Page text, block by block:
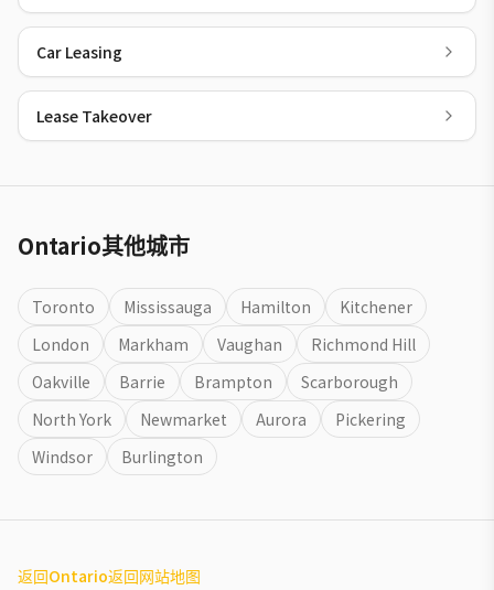
Car Leasing
Lease Takeover
Ontario其他城市
Toronto Mississauga Hamilton
Kitchener
London
Markham Vaughan
Richmond Hill
Oakville
Barrie Brampton
Scarborough
North York
Newmarket Aurora
Pickering
Windsor
Burlington
返回Ontario返回网站地图